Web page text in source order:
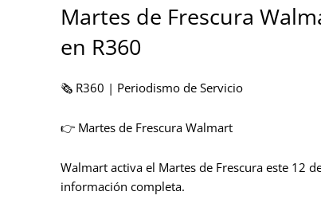
Martes de Frescura
en R360
🗞️ R360 | Periodismo de Servicio
👉 Martes de Frescura Walmart
Walmart activa el Martes de Frescura este 12
información completa.